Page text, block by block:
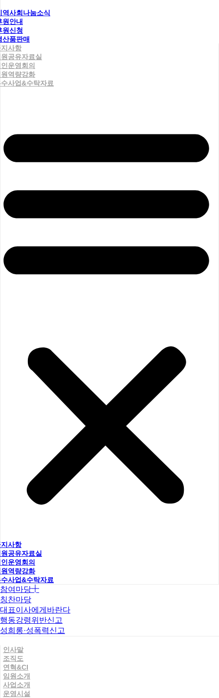
역사회나눔소식
원안내
원신청
산품판매
사항
공유자료실
운영회의
역량강화
사업&수탁자료
사항
공유자료실
운영회의
역량강화
사업&수탁자료
참여마당
칭찬마당
대표이사에게바란다
행동강령위반신고
성희롱·성폭력신고
인사말
조직도
연혁&CI
임원소개
사업소개
운영시설